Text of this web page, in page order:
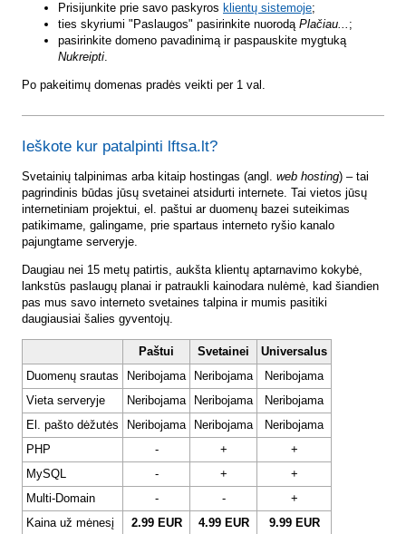
Prisijunkite prie savo paskyros klientų sistemoje;
ties skyriumi "Paslaugos" pasirinkite nuorodą Plačiau... ;
pasirinkite domeno pavadinimą ir paspauskite mygtuką
Nukreipti.
Po pakeitimų domenas pradės veikti per 1 val.
Ieškote kur patalpinti lftsa.lt?
Svetainių talpinimas arba kitaip hostingas (angl. web hosting) – tai
pagrindinis būdas jūsų svetainei atsidurti internete. Tai vietos jūsų
internetiniam projektui, el. paštui ar duomenų bazei suteikimas
patikimame, galingame, prie spartaus interneto ryšio kanalo
pajungtame serveryje.
Daugiau nei 15 metų patirtis, aukšta klientų aptarnavimo kokybė,
lankstūs paslaugų planai ir patraukli kainodara nulėmė, kad šiandien
pas mus savo interneto svetaines talpina ir mumis pasitiki
daugiausiai šalies gyventojų.
Paštui Svetainei
Universalus
Duomenų srautas
Neribojama Neribojama
Neribojama
Vieta serveryje
Neribojama Neribojama
Neribojama
El. pašto dėžutės
Neribojama Neribojama
Neribojama
PHP
- +
+
MySQL
- +
+
Multi-Domain
- -
+
Kaina už mėnesį
2.99 EUR 4.99 EUR 9.99 EUR